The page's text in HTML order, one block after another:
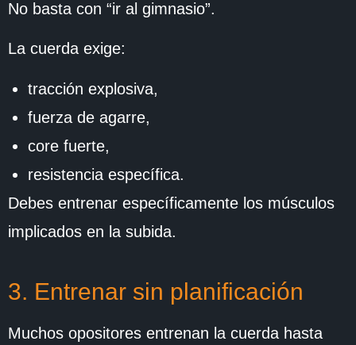
No basta con “ir al gimnasio”.
La cuerda exige:
tracción explosiva,
fuerza de agarre,
core fuerte,
resistencia específica.
Debes entrenar específicamente los músculos
implicados en la subida.
3. Entrenar sin planificación
Muchos opositores entrenan la cuerda hasta